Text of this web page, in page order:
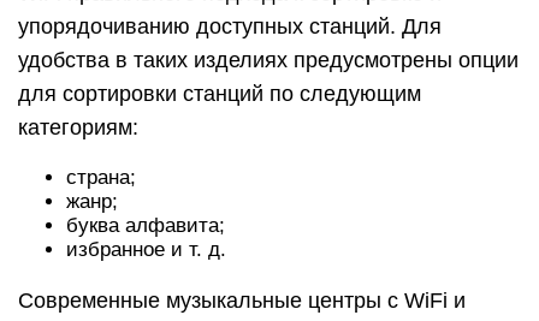
упорядочиванию доступных станций. Для
удобства в таких изделиях предусмотрены опции
для сортировки станций по следующим
категориям:
страна;
жанр;
буква алфавита;
избранное и т. д.
Современные музыкальные центры с WiFi и